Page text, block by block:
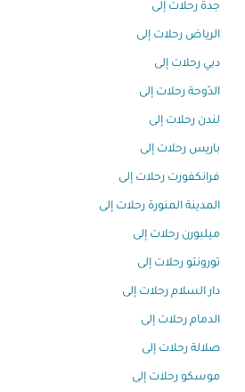
جدة رحلات إلى
الرياض رحلات إلى
دبي رحلات إلى
الدّوحة رحلات إلى
لندن رحلات إلى
باريس رحلات إلى
فرانكفورت رحلات إلى
المدينة المنورة رحلات إلى
ميلبورن رحلات إلى
تورونتو رحلات إلى
دار السلام رحلات إلى
الدمام رحلات إلى
صلالة رحلات إلى
موسكو رحلات إلى